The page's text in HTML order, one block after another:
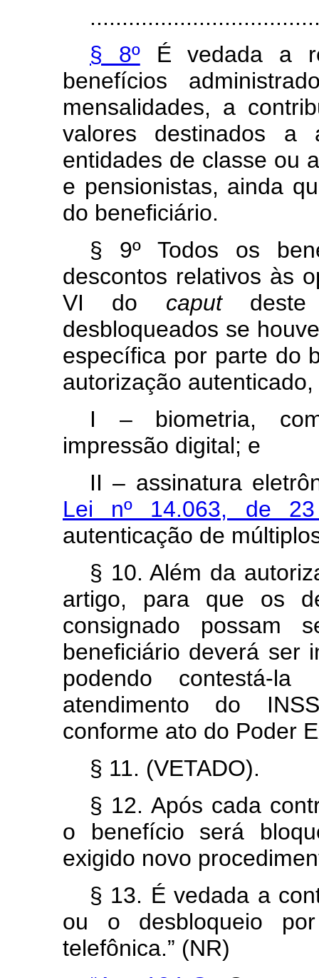
§ 8ºÉ vedada a
benefícios
mensalidades, a
valores destinados a
entidades de classe ou
e pensionistas, ainda
do beneficiário.
§ 9º Todos os
descontos relativos às
VI do caputdeste
desbloqueados se
específica por parte do
autorização
I – biometria,
impressão digital; e
II – assinatura
Lei nº 14.063, de
autenticação de
§ 10. Além da
artigo, para que os
consignado possam
beneficiário deverá ser
podendo contestá-
atendimento do
conforme ato do Poder
§ 11. (VETADO).
§ 12. Após cada
o benefício será
exigido novo
§ 13. É vedada a
ou o desbloqueio
telefônica.” (NR)